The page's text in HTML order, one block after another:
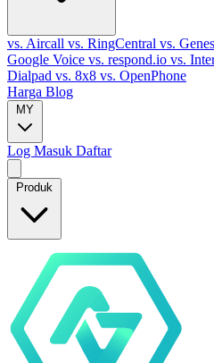
vs. Aircall vs. RingCentral vs.
Google Voice vs. respond.io vs.
Dialpad vs. 8x8 vs. OpenPhone
Harga Blog
MY
Log Masuk Daftar
Produk